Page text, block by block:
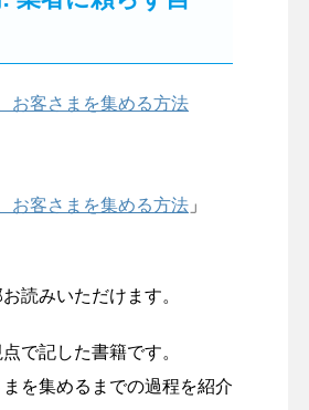
お客さまを集める方法 」
読みいただけます。
で記した書籍です。
を集めるまでの過程を紹介